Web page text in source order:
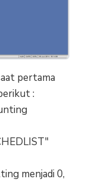
pertama
:
menjadi 0,